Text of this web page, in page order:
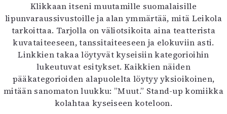
Klikkaan itseni muutamille suomalaisille
lipunvaraussivustoille ja alan ymmärtää, mitä Leikola
tarkoittaa. Tarjolla on väliotsikoita aina teatterista
kuvataiteeseen, tanssitaiteeseen ja elokuviin asti.
Linkkien takaa löytyvät kyseisiin kategorioihin
lukeutuvat esitykset. Kaikkien näiden
pääkategorioiden alapuolelta löytyy yksioikoinen,
mitään sanomaton luukku: ”Muut.” Stand-up komiikka
kolahtaa kyseiseen koteloon.